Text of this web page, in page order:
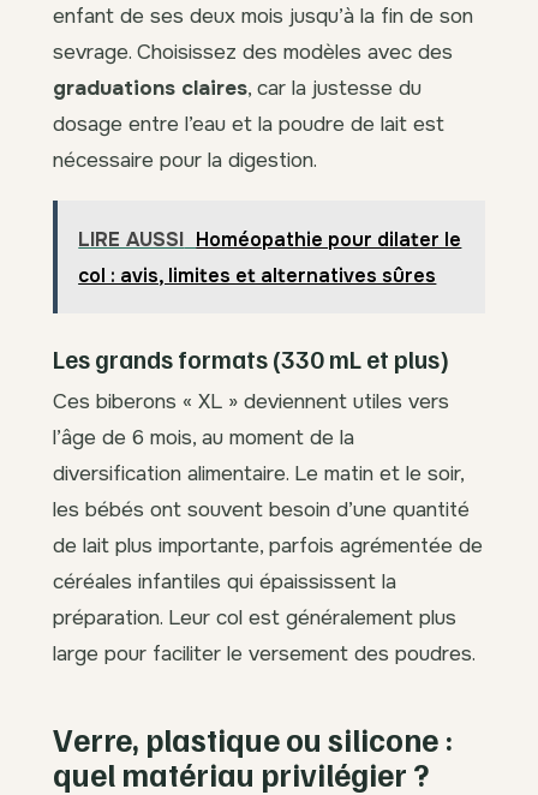
enfant de ses deux mois jusqu’à la fin de son
sevrage. Choisissez des modèles avec des
graduations claires, car la justesse du
dosage entre l’eau et la poudre de lait est
nécessaire pour la digestion.
LIRE AUSSI Homéopathie pour dilater le
col : avis, limites et alternatives sûres
Les grands formats (330 mL et plus)
Ces biberons « XL » deviennent utiles vers
l’âge de 6 mois, au moment de la
diversification alimentaire. Le matin et le soir,
les bébés ont souvent besoin d’une quantité
de lait plus importante, parfois agrémentée de
céréales infantiles qui épaississent la
préparation. Leur col est généralement plus
large pour faciliter le versement des poudres.
Verre, plastique ou silicone :
quel matériau privilégier ?